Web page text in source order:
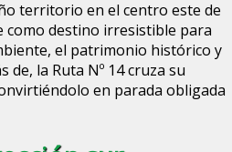
territorio en el centro este de
como destino irresistible para
el patrimonio histórico y
de, la Ruta Nº 14 cruza su
en parada obligada